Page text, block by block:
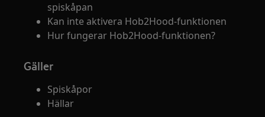
spiskåpan
Kan inte aktivera Hob2Hood-funktionen
Hur fungerar Hob2Hood-funktionen?
Gäller
Spiskåpor
Hällar